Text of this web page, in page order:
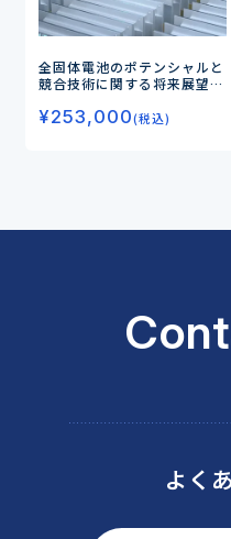
全固体電池のポテンシャルと
競合技術に関する将来展望
¥253,000(税込)
よく